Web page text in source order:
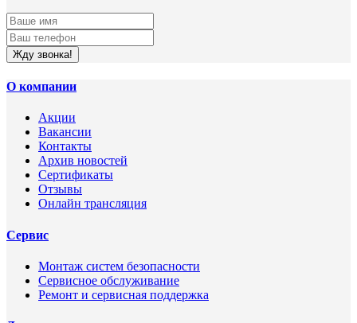
Жду звонка!
О компании
Акции
Вакансии
Контакты
Архив новостей
Сертификаты
Отзывы
Онлайн трансляция
Сервис
Монтаж систем безопасности
Сервисное обслуживание
Ремонт и сервисная поддержка